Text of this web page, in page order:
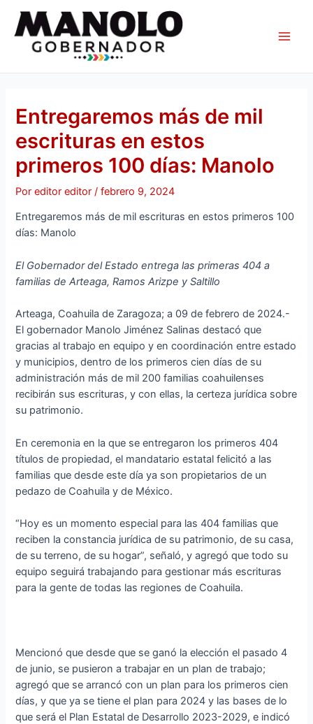
contenido
Entregaremos más de mil
escrituras en estos
primeros 100 días: Manolo
Poreditor editor/febrero 9, 2024
Entregaremos más de mil escrituras en estos primeros 100
días: Manolo
El Gobernador del Estado entrega las primeras 404 a
familias de Arteaga, Ramos Arizpe y Saltillo
Arteaga, Coahuila de Zaragoza; a 09 de febrero de 2024.-
El gobernador Manolo Jiménez Salinas destacó que
gracias al trabajo en equipo y en coordinación entre estado
y municipios, dentro de los primeros cien días de su
administración más de mil 200 familias coahuilenses
recibirán sus escrituras, y con ellas, la certeza jurídica sobre
su patrimonio.
En ceremonia en la que se entregaron los primeros 404
títulos de propiedad, el mandatario estatal felicitó a las
familias que desde este día ya son propietarios de un
pedazo de Coahuila y de México.
“Hoy es un momento especial para las 404 familias que
reciben la constancia jurídica de su patrimonio, de su casa,
de su terreno, de su hogar”, señaló, y agregó que todo su
equipo seguirá trabajando para gestionar más escrituras
para la gente de todas las regiones de Coahuila.
Mencionó que desde que se ganó la elección el pasado 4
de junio, se pusieron a trabajar en un plan de trabajo;
agregó que se arrancó con un plan para los primeros cien
días, y que ya se tiene el plan para 2024 y las bases de lo
que será el Plan Estatal de Desarrollo 2023-2029, e indicó
de
entradas